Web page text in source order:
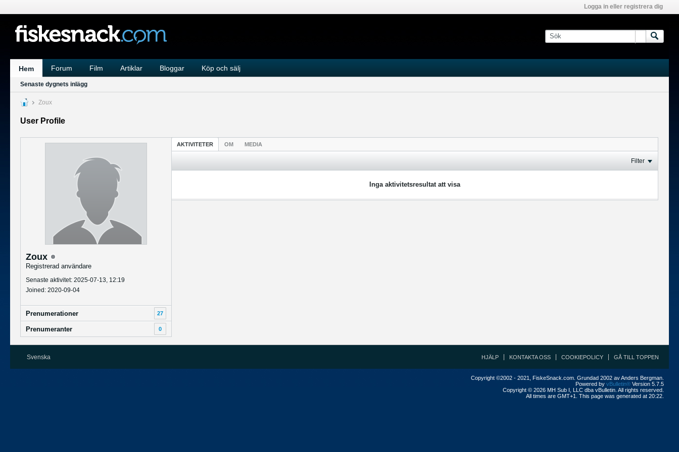
Logga in eller registrera dig
Hem Forum Film Artiklar Bloggar Köp och sälj
Senaste dygnets inlägg
Zoux
User Profile
Zoux
Registrerad användare
Senaste aktivitet: 2025-07-13, 12:19
Joined: 2020-09-04
Prenumerationer 27
Prenumeranter 0
AKTIVITETER OM MEDIA
Filter
Inga aktivitetsresultat att visa
Svenska HJÄLP KONTAKTA OSS COOKIEPOLICY GÅ TILL TOPPEN
Copyright ©2002 - 2021, FiskeSnack.com. Grundad 2002 av Anders Bergman.
Powered by vBulletin® Version 5.7.5
Copyright © 2026 MH Sub I, LLC dba vBulletin. All rights reserved.
All times are GMT+1. This page was generated at 20:22.